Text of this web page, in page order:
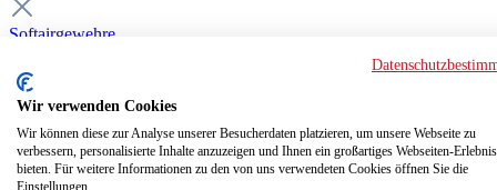
Softairgewehre
Deluxe Custom Guns ab 18
Softair elektrisch ab 18
Softair elektrisch ab 14
Softair gasbetrieben ab 18
Softair HPA Luftdruck ab 18
Historische Softairwaffen
Wir verwenden Cookies
Wir können diese zur Analyse unserer Besucherdaten platzieren, um unsere Webseite zu
verbessern, personalisierte Inhalte anzuzeigen und Ihnen ein großartiges Webseiten-
bieten. Für weitere Informationen zu den von uns verwendeten Cookies öffnen Sie die
Einstellungen.